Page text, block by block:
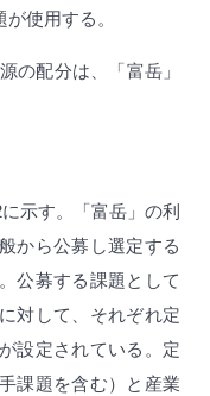
使用する。
の配分は、「富岳」
示す。「富岳」の利
から公募し選定する
公募する課題として
対して、それぞれ定
設定されている。定
課題を含む）と産業